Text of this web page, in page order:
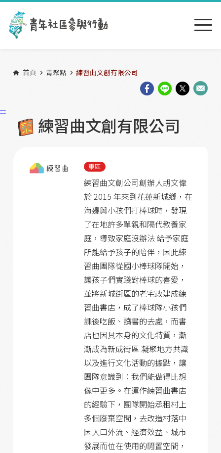
跳到主要內容區塊
首頁 青聚點 練習曲文創有限公司
:::
練習曲文創有限公司
東區
練習曲文創公司創辦人胡文偉
於 2015 年來到花蓮新城鄉，在
海邊與小孩們打棒球時，發現
了在地許多單親和隔代教養家
庭，導致家庭沒辦法 給予家庭
所能給予孩子的陪伴，因此練
習曲團隊從國小棒球隊開始，
讓孩子們實踐對棒球的喜愛，
並將新城街區的老宅改建成練
習曲書店，成了棒球隊小孩們
課後吃飯、讀書的去處，而書
店也因其本身的文化特質，漸
漸成為新成街區 凝聚地方共識
以及進行文化活動的據點，讓
團隊意識到：我們能做得比想
像中更多。在運作練習曲書店
的經驗下，團隊開始承租村上
多個廢棄空間，去改造村落中
因人口外流、經濟效益、城市
發展而位在使用的閒置空間，